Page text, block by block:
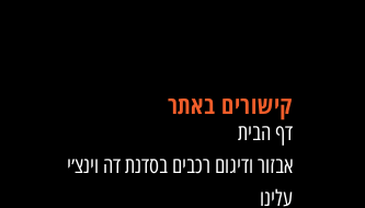
קישורים באתר
דף הבית
אבזור ודיגום רכבים בסדנת דה וינצ׳י
עלינו